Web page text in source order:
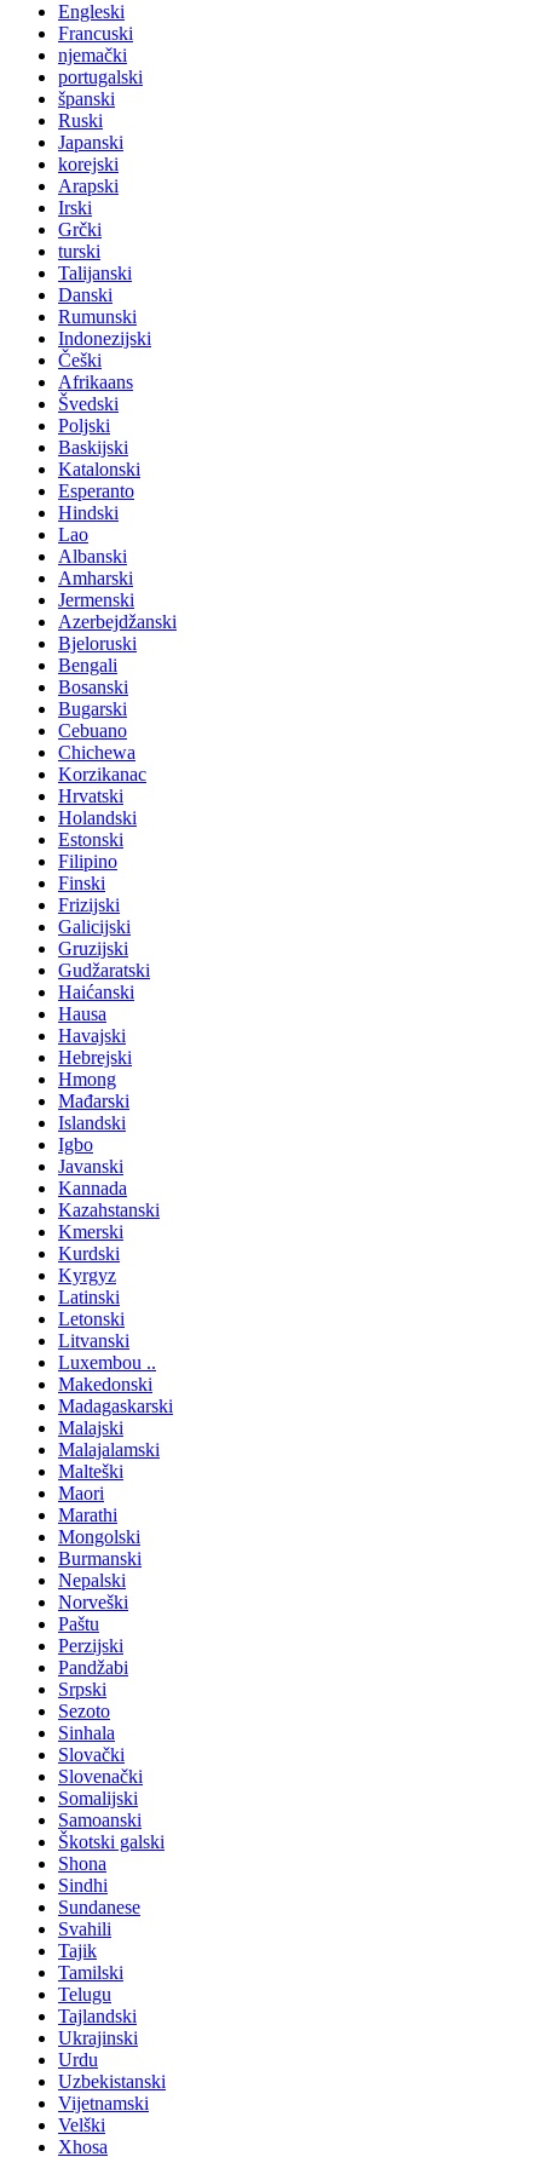
Engleski
Francuski
njemački
portugalski
španski
Ruski
Japanski
korejski
Arapski
Irski
Grčki
turski
Talijanski
Danski
Rumunski
Indonezijski
Češki
Afrikaans
Švedski
Poljski
Baskijski
Katalonski
Esperanto
Hindski
Lao
Albanski
Amharski
Jermenski
Azerbejdžanski
Bjeloruski
Bengali
Bosanski
Bugarski
Cebuano
Chichewa
Korzikanac
Hrvatski
Holandski
Estonski
Filipino
Finski
Frizijski
Galicijski
Gruzijski
Gudžaratski
Haićanski
Hausa
Havajski
Hebrejski
Hmong
Mađarski
Islandski
Igbo
Javanski
Kannada
Kazahstanski
Kmerski
Kurdski
Kyrgyz
Latinski
Letonski
Litvanski
Luxembou ..
Makedonski
Madagaskarski
Malajski
Malajalamski
Malteški
Maori
Marathi
Mongolski
Burmanski
Nepalski
Norveški
Paštu
Perzijski
Pandžabi
Srpski
Sezoto
Sinhala
Slovački
Slovenački
Somalijski
Samoanski
Škotski galski
Shona
Sindhi
Sundanese
Svahili
Tajik
Tamilski
Telugu
Tajlandski
Ukrajinski
Urdu
Uzbekistanski
Vijetnamski
Velški
Xhosa